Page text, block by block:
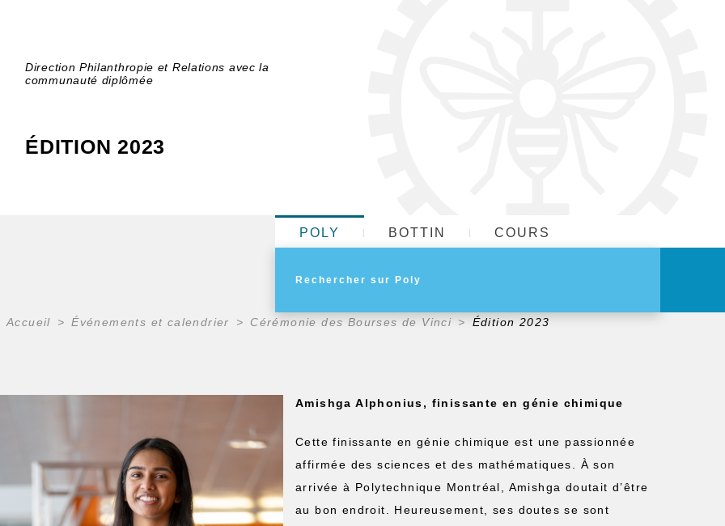
Direction Philanthropie et Relations avec la
communauté diplômée
ÉDITION 2023
POLY BOTTIN COURS
Accueil Événements et calendrier Cérémonie des Bourses de Vinci Édition 2023
Amishga Alphonius, finissante en génie chimique
Cette finissante en génie chimique est une passionnée
affirmée des sciences et des mathématiques. À son
arrivée à Polytechnique Montréal, Amishga doutait d’être
au bon endroit. Heureusement, ses doutes se sont